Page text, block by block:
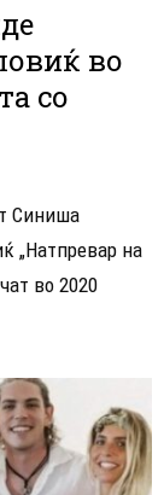
во
со
Синиша
„Натпревар на
во 2020